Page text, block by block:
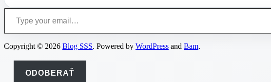
Type your email…
Copyright © 2026 Blog SSS. Powered by WordPress and Bam.
ODOBERAŤ